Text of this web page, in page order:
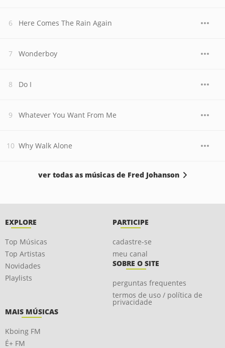
Here Comes The Rain Again
Wonderboy
Do I
Whatever You Want From Me
Why Walk Alone
ver todas as músicas de Fred Johanson
EXPLORE
Top Músicas
Top Artistas
Novidades
Playlists
PARTICIPE
cadastre-se
meu canal
SOBRE O SITE
perguntas frequentes
termos de uso / política de
privacidade
MAIS MÚSICAS
Kboing FM
É+ FM